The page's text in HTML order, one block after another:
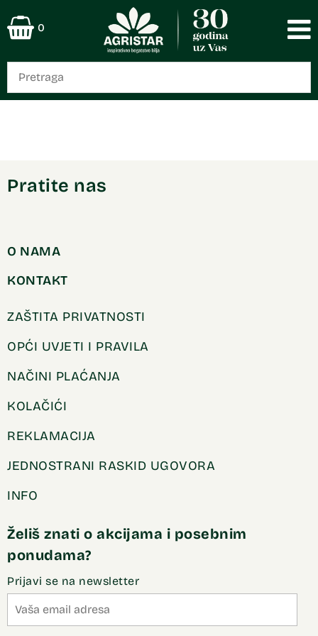
0
Pratite nas
O NAMA
KONTAKT
ZAŠTITA PRIVATNOSTI
OPĆI UVJETI I PRAVILA
NAČINI PLAĆANJA
KOLAČIĆI
REKLAMACIJA
JEDNOSTRANI RASKID UGOVORA
INFO
Želiš znati o akcijama i posebnim
ponudama?
Prijavi se na newsletter